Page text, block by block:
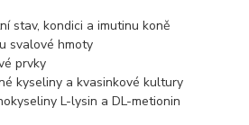
stav, kondici a imutinu koně
svalové hmoty
prvky
kyseliny a kvasinkové kultury
L-lysin a DL-metionin